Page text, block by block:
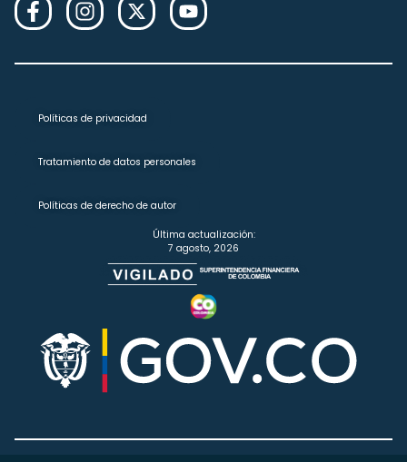
Políticas de privacidad
Tratamiento de datos personales
Políticas de derecho de autor
Última actualización:
7 agosto, 2026